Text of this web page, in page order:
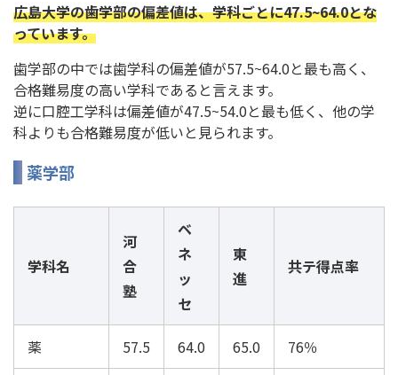
広島大学の歯学部の偏差値は、学科ごとに47.5~64.0とな
っています。
歯学部の中では歯学科の偏差値が57.5~64.0と最も高く、
合格難易度の高い学科であると言えます。
逆に口腔工学科は偏差値が47.5~54.0と最も低く、他の学
科よりも合格難易度が低いと見られます。
薬学部
学科名
河
合
塾
ベ
ネ
ッ
セ
東
進
共テ得点率
薬 57.5 64.0 65.0 76％